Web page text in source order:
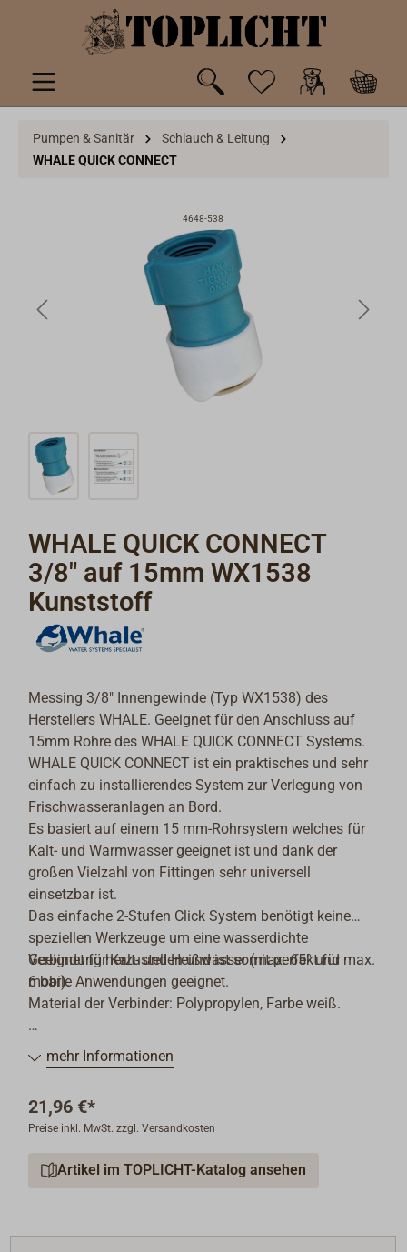
springen
Pumpen & Sanitär
Schlauch & Leitung
WHALE QUICK CONNECT
4648-538
WHALE QUICK CONNECT
3/8" auf 15mm WX1538
Kunststoff
Messing 3/8" Innengewinde (Typ WX1538) des
Herstellers WHALE. Geeignet für den Anschluss auf
15mm Rohre des WHALE QUICK CONNECT Systems.
WHALE QUICK CONNECT ist ein praktisches und sehr
einfach zu installierendes System zur Verlegung von
Frischwasseranlagen an Bord.
Es basiert auf einem 15 mm-Rohrsystem welches für
Kalt- und Warmwasser geeignet ist und dank der
großen Vielzahl von Fittingen sehr universell
einsetzbar ist.
Das einfache 2-Stufen Click System benötigt keine
speziellen Werkzeuge um eine wasserdichte
Verbindung herzustellen und ist somit perfekt für
mobile Anwendungen geeignet.
Geeignet für Kalt- und Heißwasser (max. 65° und max.
6 bar).
Material der Verbinder: Polypropylen, Farbe weiß.
Weitere Adapter, auch als Übergang zu Messing-
Fittingen, auf Anfrage.
mehr Informationen
21,96 €*
Preise inkl. MwSt. zzgl. Versandkosten
Artikel im TOPLICHT-Katalog ansehen